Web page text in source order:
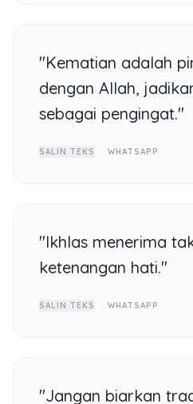
"Kematian adalah
dengan Allah,
sebagai pengingat."
SALIN TEKS WHATSAPP
"Ikhlas menerima
ketenangan hati."
SALIN TEKS WHATSAPP
"Jangan biarkan